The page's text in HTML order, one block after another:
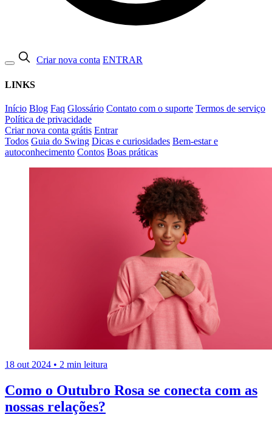
Criar nova conta ENTRAR
LINKS
Início Blog Faq Glossário Contato com o suporte Termos de serviço
Política de privacidade
Criar nova conta grátis Entrar
Todos Guia do Swing Dicas e curiosidades Bem-estar e
autoconhecimento Contos Boas práticas
18 out 2024 • 2 min leitura
Como o Outubro Rosa se conecta com as
nossas relações?